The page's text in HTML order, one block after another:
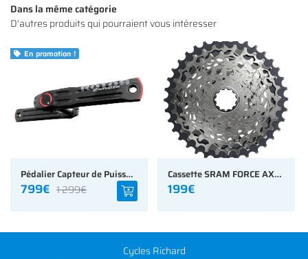
Dans la même catégorie
D'autres produits qui pourraient vous intéresser
 En promotion !
Pédalier Capteur de Puissance Rotor 2Inpower Direct Mount (sans plateaux) Noir
799€ 1 299€
Cassette SRAM FORCE AXS 12 vitesses 10/36
199€
Cycles Richard